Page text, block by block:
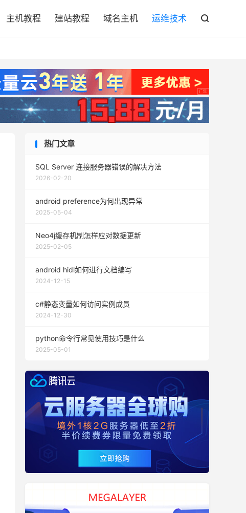
主机教程 建站教程 域名主机 运维技术 
热门文章
SQL Server 连接服务器错误的解决方法
2026-02-20
android preference为何出现异常
2025-05-04
Neo4j缓存机制怎样应对数据更新
2025-02-05
android hidl如何进行文档编写
2024-12-15
c#静态变量如何访问实例成员
2024-12-30
python命令行常见使用技巧是什么
2025-05-01